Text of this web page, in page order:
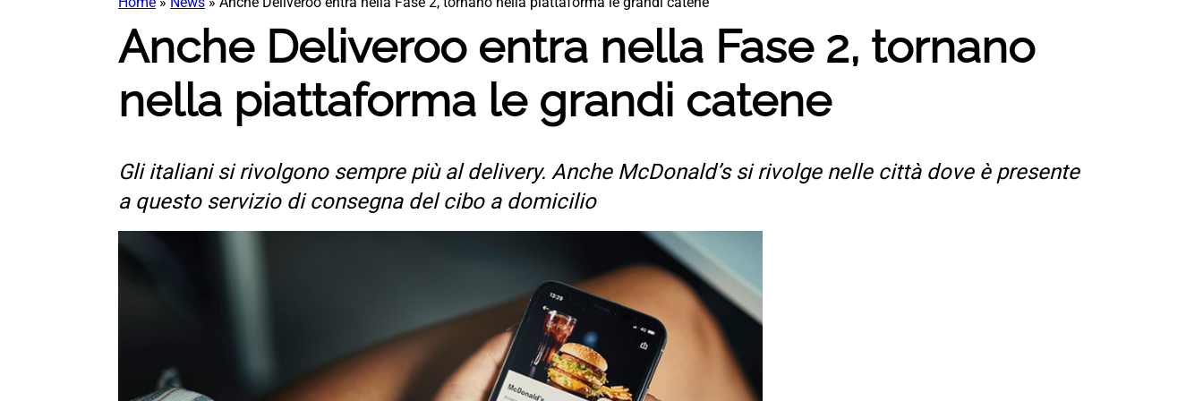
Anche Deliveroo entra nella Fase 2, tornano
nella piattaforma le grandi catene
Gli italiani si rivolgono sempre più al delivery. Anche McDonald’s si rivolge nelle città dove è presente
a questo servizio di consegna del cibo a domicilio